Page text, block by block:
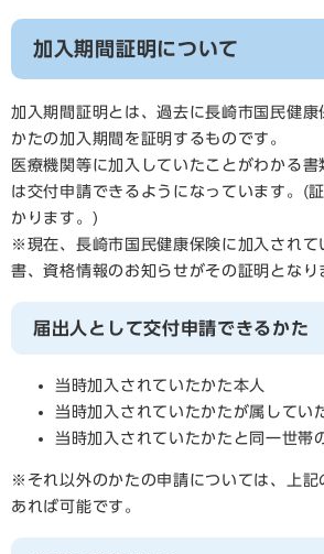
加入期間証明について
加入期間証明とは、過去に長崎市国民健康
かたの加入期間を証明するものです。
医療機関等に加入していたことがわかる
は交付申請できるようになっています。(
かります。)
※現在、長崎市国民健康保険に加入されて
書、資格情報のお知らせがその証明となり
届出人として交付申請できるかた
当時加入されていたかた本人
当時加入されていたかたが属してい
当時加入されていたかたと同一世帯
※それ以外のかたの申請については、上記
あれば可能です。